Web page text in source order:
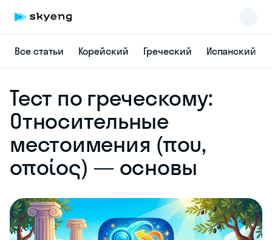
Все статьи Корейский Греческий Испанский
Тест по греческому:
Относительные
местоимения (που,
οποίος) — основы
online